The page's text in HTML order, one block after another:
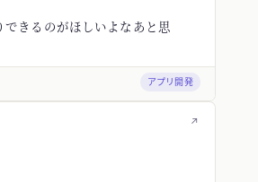
きるのがほしいよなあと思
アプリ開発
↗